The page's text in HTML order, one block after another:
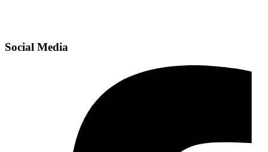
Social Media